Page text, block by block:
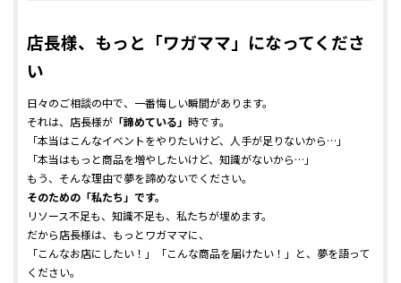
店長様、もっと「ワガママ」になってくださ
い
日々のご相談の中で、一番悔しい瞬間があります。
それは、店長様が 「諦めている」 時です。
「本当はこんなイベントをやりたいけど、人手が足りないから…」
「本当はもっと商品を増やしたいけど、知識がないから…」
もう、そんな理由で夢を諦めないでください。
そのための「私たち」です。
リソース不足も、知識不足も、私たちが埋めます。
だから店長様は、もっとワガママに、
「こんなお店にしたい！」「こんな商品を届けたい！」と、夢を語って
ください。